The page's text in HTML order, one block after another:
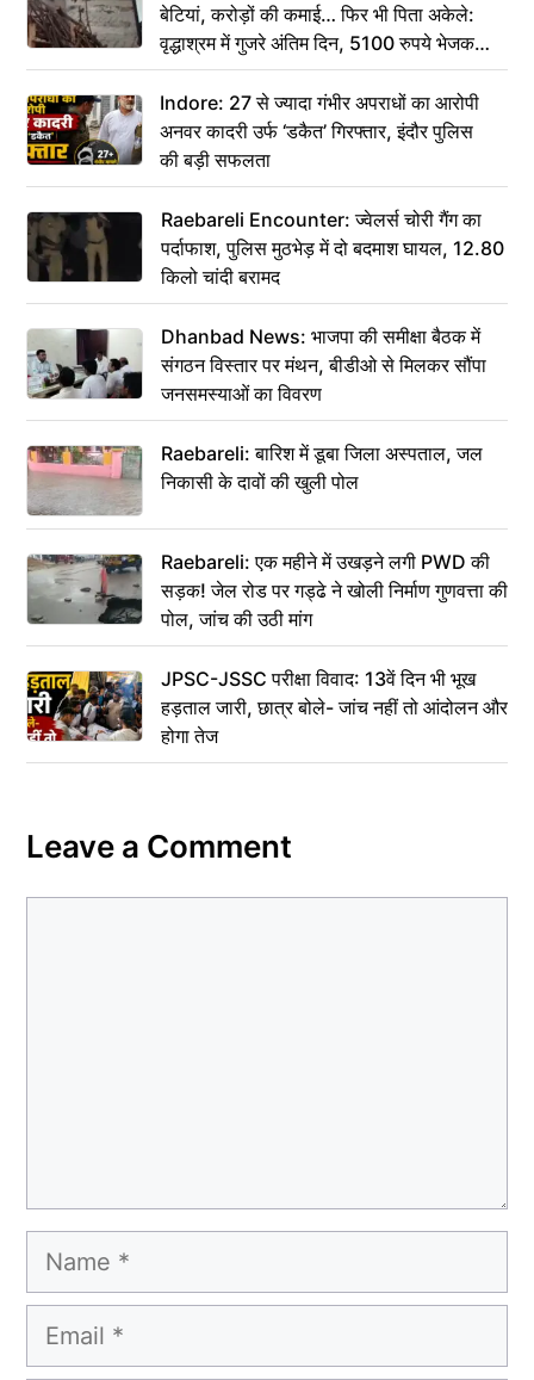
बेटियां, करोड़ों की कमाई… फिर भी पिता अकेले:
वृद्धाश्रम में गुजरे अंतिम दिन, 5100 रुपये भेजकर
कहा– अंतिम संस्कार कर दीजिए हम नहीं आ पाएंगे
Indore: 27 से ज्यादा गंभीर अपराधों का आरोपी
अनवर कादरी उर्फ ‘डकैत’ गिरफ्तार, इंदौर पुलिस
की बड़ी सफलता
Raebareli Encounter: ज्वेलर्स चोरी गैंग का
पर्दाफाश, पुलिस मुठभेड़ में दो बदमाश घायल, 12.80
किलो चांदी बरामद
Dhanbad News: भाजपा की समीक्षा बैठक में
संगठन विस्तार पर मंथन, बीडीओ से मिलकर सौंपा
जनसमस्याओं का विवरण
Raebareli: बारिश में डूबा जिला अस्पताल, जल
निकासी के दावों की खुली पोल
Raebareli: एक महीने में उखड़ने लगी PWD की
सड़क! जेल रोड पर गड्ढे ने खोली निर्माण गुणवत्ता की
पोल, जांच की उठी मांग
JPSC-JSSC परीक्षा विवाद: 13वें दिन भी भूख
हड़ताल जारी, छात्र बोले- जांच नहीं तो आंदोलन और
होगा तेज
Leave a Comment
Name
Email